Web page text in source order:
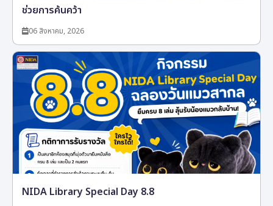
ช่วยการค้นคว้า
06 สิงหาคม, 2026
NIDA Library Special Day 8.8